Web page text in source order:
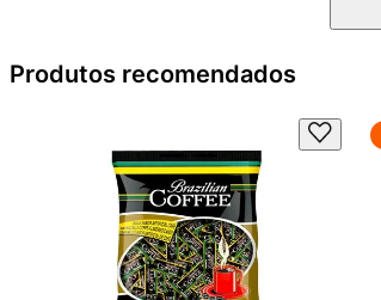
Produtos recomendados